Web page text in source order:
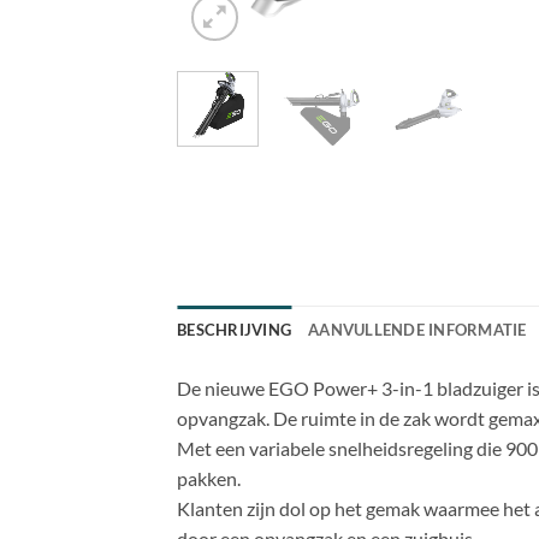
BESCHRIJVING AANVULLENDE INFORMATIE
De nieuwe EGO Power+ 3-in-1 bladzuiger
opvangzak. De ruimte in de zak wordt
Met een variabele snelheidsregeling die
pakken.
Klanten zijn dol op het gemak waarmee